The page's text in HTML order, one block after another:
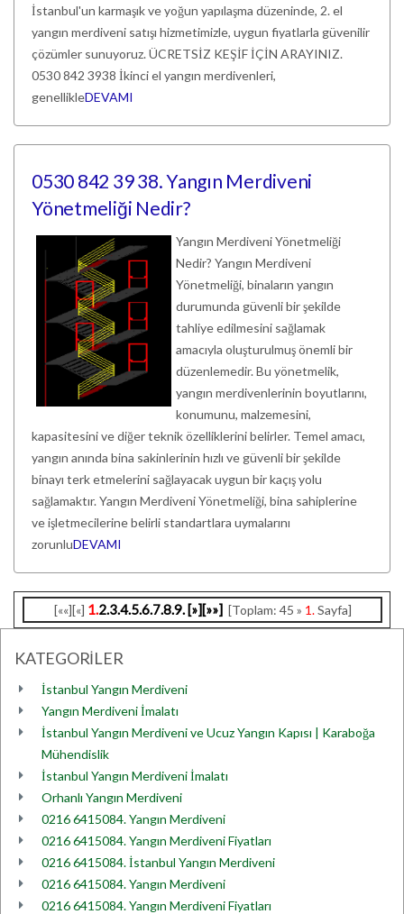
İstanbul'un karmaşık ve yoğun yapılaşma düzeninde, 2. el
yangın merdiveni satışı hizmetimizle, uygun fiyatlarla güvenilir
çözümler sunuyoruz. ÜCRETSİZ KEŞİF İÇİN ARAYINIZ.
0530 842 3938 İkinci el yangın merdivenleri,
genellikleDEVAMI
0530 842 39 38. Yangın Merdiveni
Yönetmeliği Nedir?
Yangın Merdiveni Yönetmeliği
Nedir? Yangın Merdiveni
Yönetmeliği, binaların yangın
durumunda güvenli bir şekilde
tahliye edilmesini sağlamak
amacıyla oluşturulmuş önemli bir
düzenlemedir. Bu yönetmelik,
yangın merdivenlerinin boyutlarını,
konumunu, malzemesini,
kapasitesini ve diğer teknik özelliklerini belirler. Temel amacı,
yangın anında bina sakinlerinin hızlı ve güvenli bir şekilde
binayı terk etmelerini sağlayacak uygun bir kaçış yolu
sağlamaktır. Yangın Merdiveni Yönetmeliği, bina sahiplerine
ve işletmecilerine belirli standartlara uymalarını
zorunluDEVAMI
[««][«] 1.2.3.4.5.6.7.8.9.[»][»»] [Toplam: 45 » 1.Sayfa]
KATEGORİLER
İstanbul Yangın Merdiveni
Yangın Merdiveni İmalatı
İstanbul Yangın Merdiveni ve Ucuz Yangın Kapısı | Karaboğa
Mühendislik
İstanbul Yangın Merdiveni İmalatı
Orhanlı Yangın Merdiveni
0216 6415084. Yangın Merdiveni
0216 6415084. Yangın Merdiveni Fiyatları
0216 6415084. İstanbul Yangın Merdiveni
0216 6415084. Yangın Merdiveni
0216 6415084. Yangın Merdiveni Fiyatları